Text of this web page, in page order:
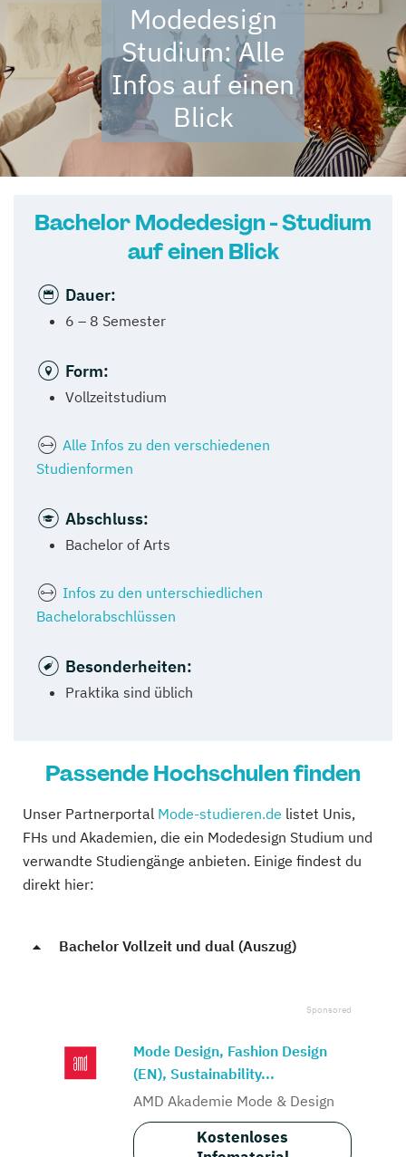
Modedesign
Studium: Alle
Infos auf einen
Blick
Bachelor Modedesign - Studium
auf einen Blick
Dauer:
6 – 8 Semester
Form:
Vollzeitstudium
Alle Infos zu den verschiedenen
Studienformen
Abschluss:
Bachelor of Arts
Infos zu den unterschiedlichen
Bachelorabschlüssen
Besonderheiten:
Praktika sind üblich
Passende Hochschulen finden
Unser Partnerportal Mode-studieren.de listet Unis,
FHs und Akademien, die ein Modedesign Studium und
verwandte Studiengänge anbieten. Einige findest du
direkt hier:
Bachelor Vollzeit und dual (Auszug)
Mode Design, Fashion Design
(EN), Sustainability...
AMD Akademie Mode & Design
Kostenloses